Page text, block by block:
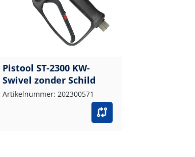
Pistool ST-2300 KW-
Swivel zonder Schild
Artikelnummer: 202300571